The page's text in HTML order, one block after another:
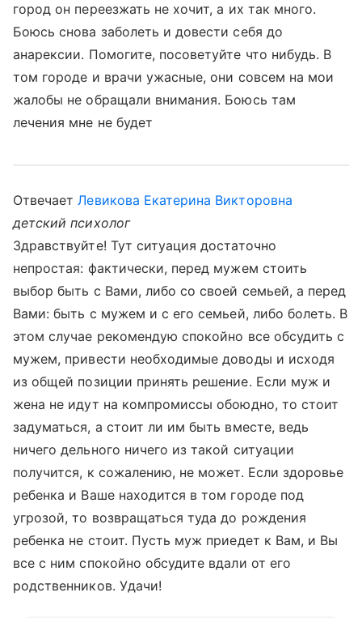
город он переезжать не хочит, а их так много.
Боюсь снова заболеть и довести себя до
анарексии. Помогите, посоветуйте что нибудь. В
том городе и врачи ужасные, они совсем на мои
жалобы не обращали внимания. Боюсь там
лечения мне не будет
ОтвечаетЛевикова Екатерина Викторовна
детский психолог
Здравствуйте! Тут ситуация достаточно
непростая: фактически, перед мужем стоить
выбор быть с Вами, либо со своей семьей, а перед
Вами: быть с мужем и с его семьей, либо болеть. В
этом случае рекомендую спокойно все обсудить с
мужем, привести необходимые доводы и исходя
из общей позиции принять решение. Если муж и
жена не идут на компромиссы обоюдно, то стоит
задуматься, а стоит ли им быть вместе, ведь
ничего дельного ничего из такой ситуации
получится, к сожалению, не может. Если здоровье
ребенка и Ваше находится в том городе под
угрозой, то возвращаться туда до рождения
ребенка не стоит. Пусть муж приедет к Вам, и Вы
все с ним спокойно обсудите вдали от его
родственников. Удачи!